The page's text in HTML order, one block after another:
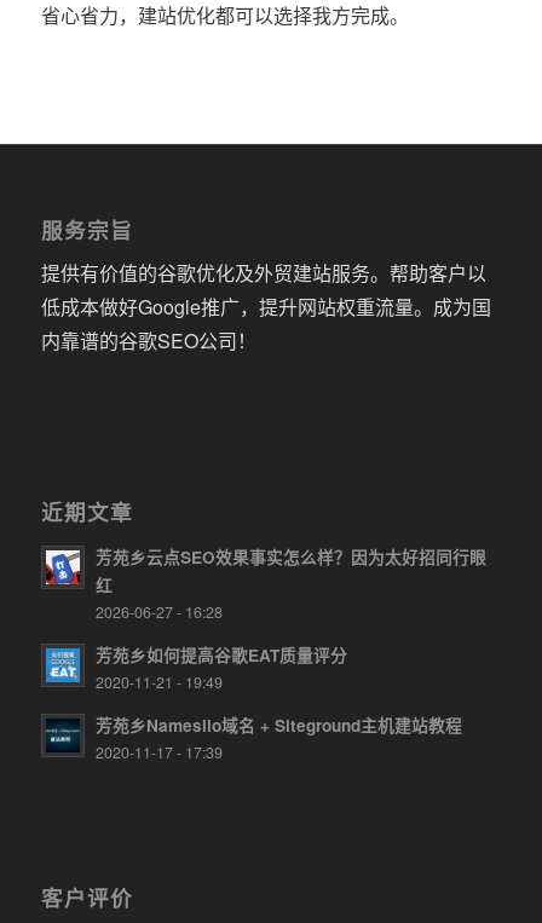
省心省力，建站优化都可以选择我方完成。
服务宗旨
提供有价值的谷歌优化及外贸建站服务。帮助客户以
低成本做好Google推广，提升网站权重流量。成为国
内靠谱的谷歌SEO公司！
近期文章
芳苑乡云点SEO效果事实怎么样？因为太好招同行眼
红
2026-06-27 - 16:28
芳苑乡如何提高谷歌EAT质量评分
2020-11-21 - 19:49
芳苑乡Namesilo域名 + Siteground主机建站教程
2020-11-17 - 17:39
客户评价